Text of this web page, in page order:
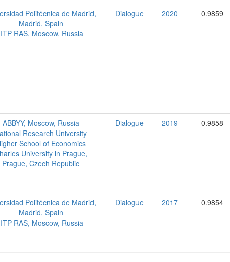
Politécnica de Madrid,
Madrid, Spain
RAS, Moscow, Russia
Dialogue 2020 0.9859
ABBYY, Moscow, Russia
Research University
School of Economics
University in Prague,
Prague, Czech Republic
Dialogue 2019 0.9858
Politécnica de Madrid,
Madrid, Spain
RAS, Moscow, Russia
Dialogue 2017 0.9854